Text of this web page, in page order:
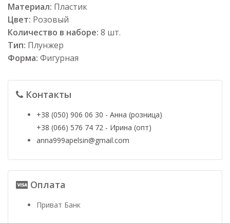
Материал: Пластик
Цвет: Розовый
Количество в наборе: 8 шт.
Тип: Плунжер
Форма: Фигурная
Контакты
+38 (050) 906 06 30 - Анна (розница)
+38 (066) 576 74 72 - Ирина (опт)
anna999apelsin@gmail.com
Оплата
Приват Банк